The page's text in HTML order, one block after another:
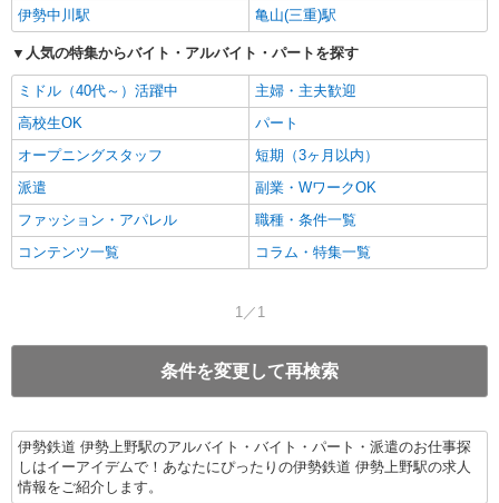
伊勢中川駅
亀山(三重)駅
人気の特集からバイト・アルバイト・パートを探す
ミドル（40代～）活躍中
主婦・主夫歓迎
高校生OK
パート
オープニングスタッフ
短期（3ヶ月以内）
派遣
副業・WワークOK
ファッション・アパレル
職種・条件一覧
コンテンツ一覧
コラム・特集一覧
1／1
条件を変更して再検索
伊勢鉄道 伊勢上野駅のアルバイト・バイト・パート・派遣のお仕事探
しはイーアイデムで！あなたにぴったりの伊勢鉄道 伊勢上野駅の求人
情報をご紹介します。